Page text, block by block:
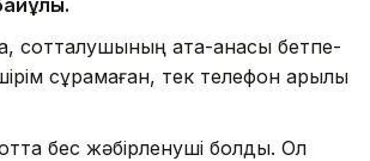
сотталушының ата-анасы бетпе-
сұрамаған, тек телефон арқылы
бес жәбірленуші болды. Ол